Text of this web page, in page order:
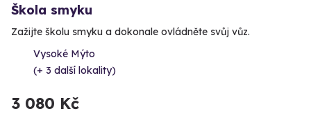
Škola smyku
Zažijte školu smyku a dokonale ovládněte svůj vůz.
Vysoké Mýto
(+ 3 další lokality)
3 080 Kč